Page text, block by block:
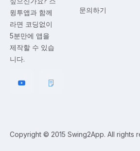
윙투앱과 함께
라면 코딩없이
5분만에 앱을
제작할 수 있습
니다.
문의하기
Copyright © 2015 Swing2App. All rights